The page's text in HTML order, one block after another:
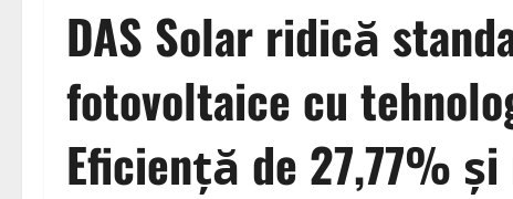
DAS Solar ridică
fotovoltaice cu
Eficiență de 27,77% și